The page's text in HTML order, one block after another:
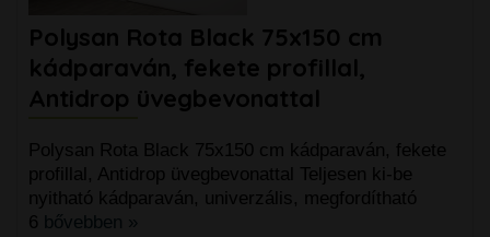
Polysan Rota Black 75x150 cm
kádparaván, fekete profillal,
Antidrop üvegbevonattal
Polysan Rota Black 75x150 cm kádparaván, fekete
profillal, Antidrop üvegbevonattal Teljesen ki-be
nyitható kádparaván, univerzális, megfordítható
6 bővebben »